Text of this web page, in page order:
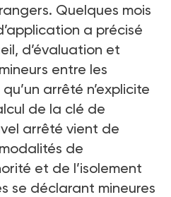
Quelques mois
a précisé
d’évaluation et
entre les
arrêté n’explicite
de la clé de
arrêté vient de
de
et de l’isolement
se déclarant mineures